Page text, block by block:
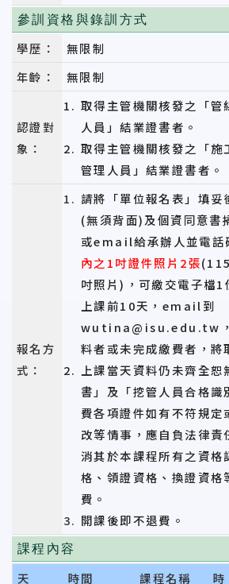
參訓資格與錄訓方式
學歷：
無限制
年齡：
無限制
認證對
象：
取得主管機關核發之 「管
人員 」結業證書者。
取得主管機關核發之
「施
管理人員 」結業證書者。
報名方
式：
請將「單位報名表」填妥
(無須背面)及個資同意書
或email給承辦人並電話
內之1吋證件照片2張
吋照片)，可繳交電子檔1
上課前10天，email到
wutina@isu.edu.tw，
料者或未完成繳費者，將
上課當天資料仍未齊全
書」及「挖管人員合格識
費各項證件如有不符規定
改等情事，應自負法律責
消其於本課程所有之資格
格、領證資格、換證資格
費。
開課後即不退費。
課程內容
天 時間 課程名稱 時